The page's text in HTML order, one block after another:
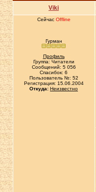
Viki
Сейчас Offline
Гурман
Профиль
Группа: Читатели
Сообщений: 5 056
Спасибок: 6
Пользователь №: 52
Регистрация: 15.06.2004
Откуда: Неизвестно